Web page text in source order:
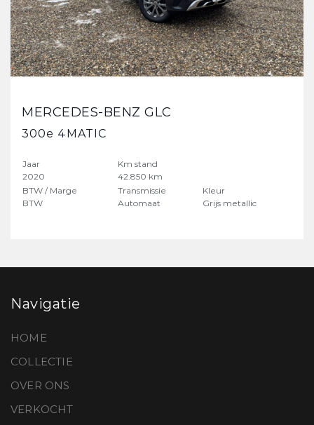
MERCEDES-BENZ GLC
300e 4MATIC
Jaar
2020
Km stand
42.850 km
BTW / Marge
BTW
Transmissie
Automaat
Kleur
Grijs metallic
Navigatie
HOME
COLLECTIE
OVER ONS
VERKOCHT